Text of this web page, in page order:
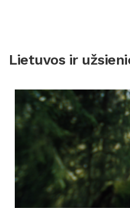
Lietuvos ir